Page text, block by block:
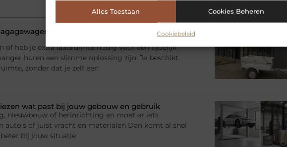
Alles Toestaan Cookies Beheren
Cookiebeleid
huren? Kies de juiste aanhanger
of heb je extra laadruimte nodig voor een tijdelijk
huren een slimme oplossing zijn. Je beschikt
zonder dat je zelf een
wat past bij jouw gebouw en gebruik
nieuwbouw of herinrichting en moet er iets
auto’s of juist vracht en materialen Dan komt al snel
bij jouw situatie